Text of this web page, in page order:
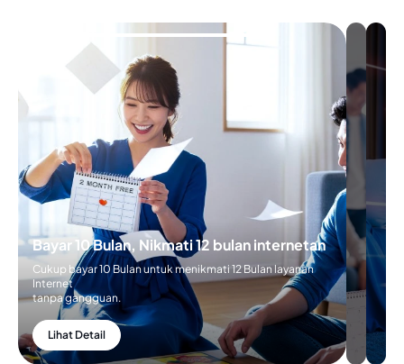
Bayar 10 Bulan, Nikmati 12 bulan
internetan
Cukup bayar 10 Bulan untuk menikmati 12 Bulan
layanan Internet
tanpa gangguan.
Lihat Detail
5
Bulan,
Nikmatin
Bulan
Internetan
Cukup
Bayar 5
Bulan
untuk
menikmati
6 Bulan
layanan
internetan
tanpa
gangguan
Lihat
Detail